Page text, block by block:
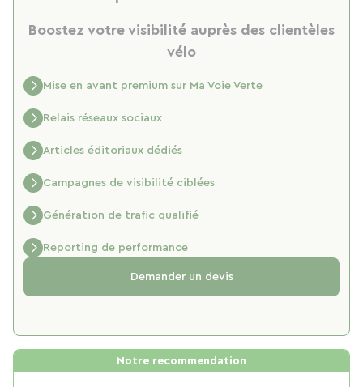
Boostez votre visibilité auprès des clientèles
vélo
Mise en avant premium sur Ma Voie Verte
Relais réseaux sociaux
Articles éditoriaux dédiés
Campagnes de visibilité ciblées
Génération de trafic qualifié
Reporting de performance
Demander un devis
Notre recommendation